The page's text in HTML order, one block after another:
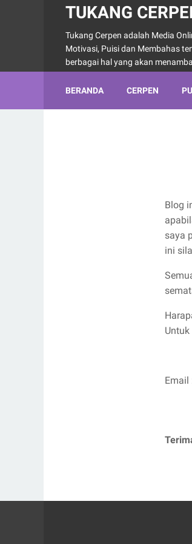
TUKANG
Tukang Cerpen adalah Media
Motivasi, Puisi dan Membahas
berbagai hal yang akan
BERANDA CERPEN
Blog
saya
ini
Email